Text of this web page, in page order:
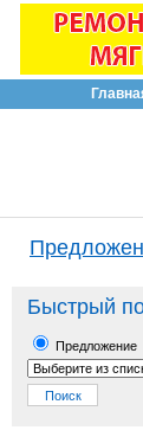
Быстрый
Предложение